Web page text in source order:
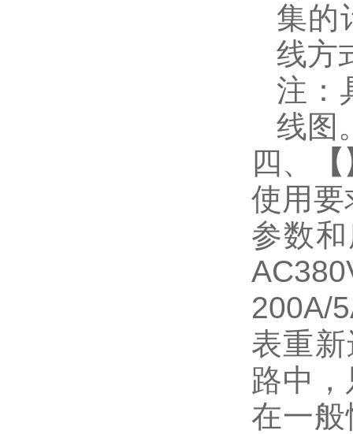
集的
线方
注：
线图
四、
【
使用要
参数
200A/
表重
路中，
在一